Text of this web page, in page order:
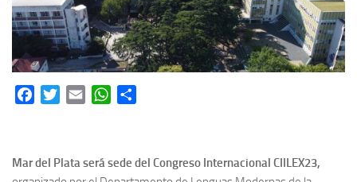
FacebookTwitterEmail WhatsApp
Mar del Plata será sede del Congreso Internacional CIILEX23,